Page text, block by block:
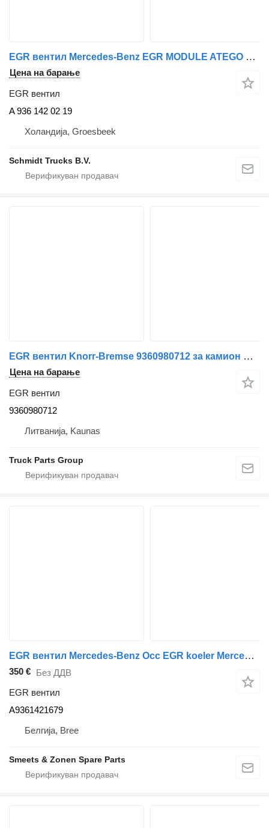
EGR вентил Mercedes-Benz EGR MODULE ATEGO OM934LA EURO 6 A 936 142 02 19 за камион
Цена на барање
EGR вентил
A 936 142 02 19
Холандија, Groesbeek
Schmidt Trucks B.V.
EGR вентил Knorr-Bremse 9360980712 за камион Mercedes-Benz Atego
Цена на барање
EGR вентил
9360980712
Литванија, Kaunas
Truck Parts Group
EGR вентил Mercedes-Benz Occ EGR koeler Mercedes A9361421679 за камион
350 € Без ДДВ
EGR вентил
A9361421679
Белгија, Bree
Smeets & Zonen Spare Parts